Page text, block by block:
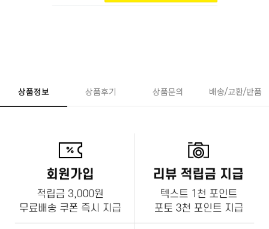
상품정보 상품후기 상품문의 배송/교환/반품